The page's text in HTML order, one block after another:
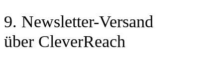
9. Newsletter-Versand
über CleverReach